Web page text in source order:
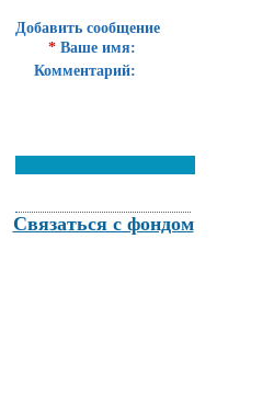
Добавить сообщение
* Ваше имя:
Комментарий:
Связаться с фондом